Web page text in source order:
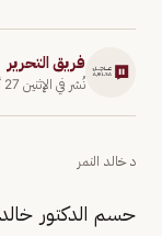
فريق التحرير
نُشر في الإثنين 27 أبريل 2026
د خالد النمر
حسم الدكتور